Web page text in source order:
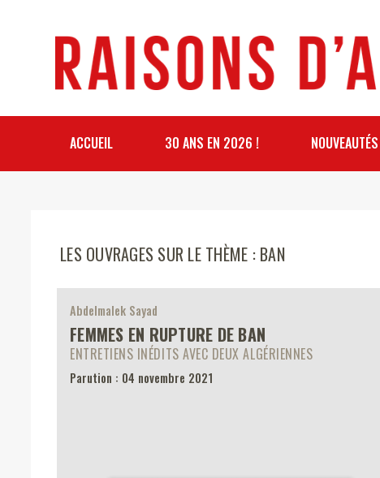
ACCUEIL 30 ANS EN 2026 ! NOUVEAUTÉS
LES OUVRAGES SUR LE THÈME : BAN
Abdelmalek Sayad
FEMMES EN RUPTURE DE BAN
ENTRETIENS INÉDITS AVEC DEUX ALGÉRIENNES
Parution : 04 novembre 2021